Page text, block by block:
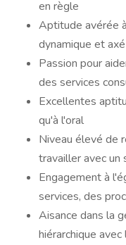
en règle
Aptitude avérée
dynamique et
Passion pour
des services
Excellentes
qu'à l'oral
Niveau élevé de
travailler avec un
Engagement à
services, des
Aisance dans la
hiérarchique